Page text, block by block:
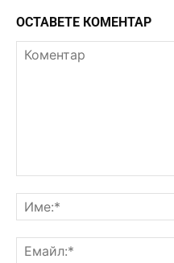
ОСТАВЕТЕ КОМЕНТАР